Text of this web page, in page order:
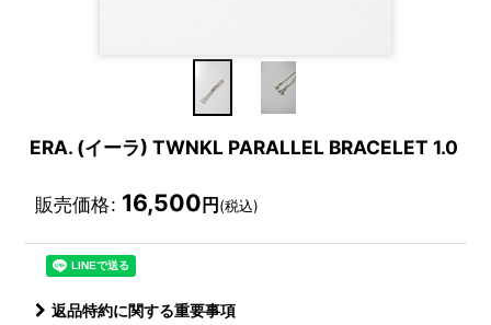
ERA. (イーラ) TWNKL PARALLEL BRACELET 1.0
販売価格: 16,500 円 (税込)
返品特約に関する重要事項